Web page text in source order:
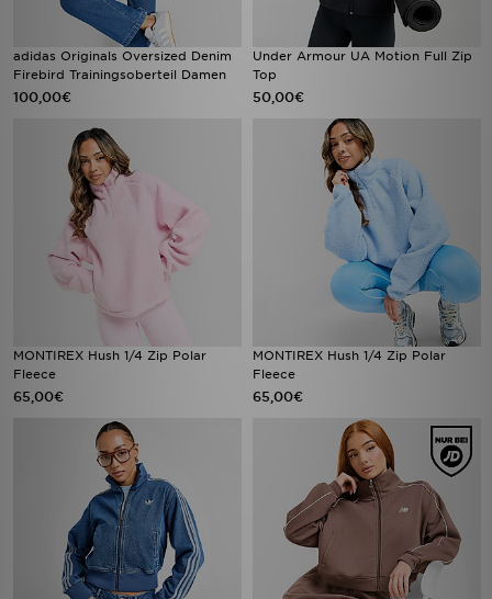
adidas Originals Oversized Denim
Firebird Trainingsoberteil Damen
100,00€
Under Armour UA Motion Full Zip
Top
50,00€
MONTIREX Hush 1/4 Zip Polar
Fleece
65,00€
MONTIREX Hush 1/4 Zip Polar
Fleece
65,00€